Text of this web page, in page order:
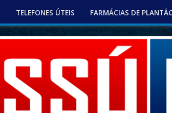
TELEFONES ÚTEIS FARMÁCIAS DE